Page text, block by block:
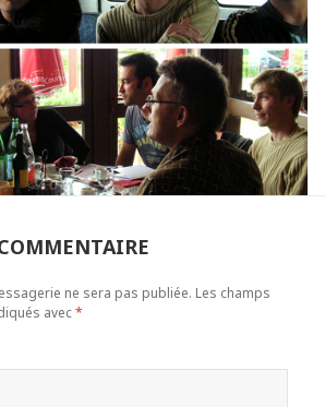
ne sera pas publiée. Les champs
avec*